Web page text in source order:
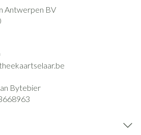
Antwerpen BV
Bytebier